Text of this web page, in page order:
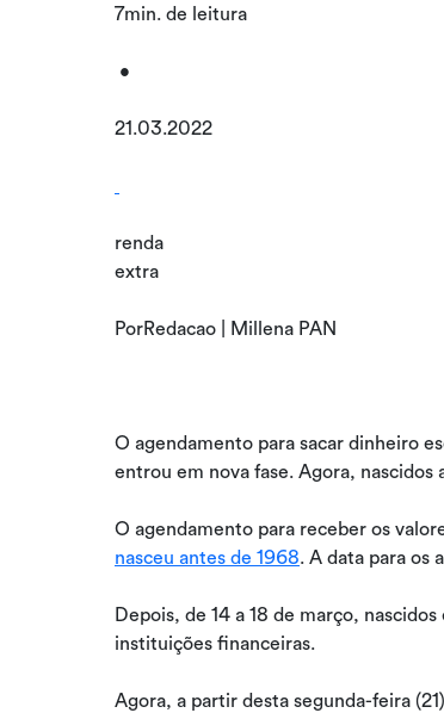
7min. de leitura
•
21.03.2022
renda
extra
PorRedacao | Millena PAN
O agendamento para sacar dinheiro
entrou em nova fase. Agora, nascidos
O agendamento para receber os
nasceu antes de 1968. A data para os
Depois, de 14 a 18 de março,
instituições financeiras.
Agora, a partir desta segunda-feira